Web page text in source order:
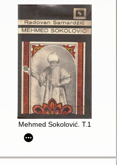
Mehmed Sokolović. T.1